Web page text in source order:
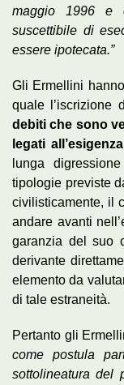
maggio 1996 e
suscettibile di
essere ipotecata.”
Gli Ermellini
quale l’iscrizione
debiti che sono
legati
lunga
tipologie previste
civilisticamente, il
andare avanti
garanzia del suo
derivante
elemento da
di tale estraneità.
Pertanto gli
come postula
sottolineatura del